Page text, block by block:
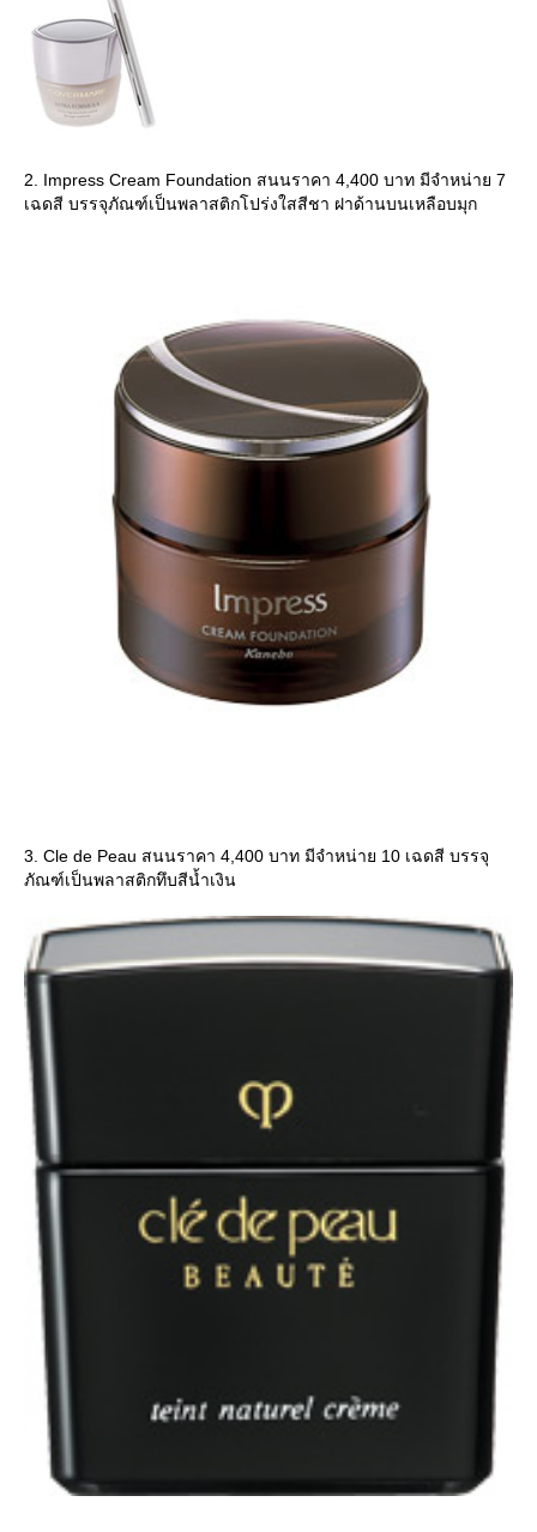
2. Impress Cream Foundation สนนราคา 4,400 บาท มีจำหน่าย 7
เฉดสี บรรจุภัณฑ์เป็นพลาสติกโปร่งใสสีชา ฝาด้านบนเหลือบมุก
3. Cle de Peau สนนราคา 4,400 บาท มีจำหน่าย 10 เฉดสี บรรจุ
ภัณฑ์เป็นพลาสติกทึบสีน้ำเงิน